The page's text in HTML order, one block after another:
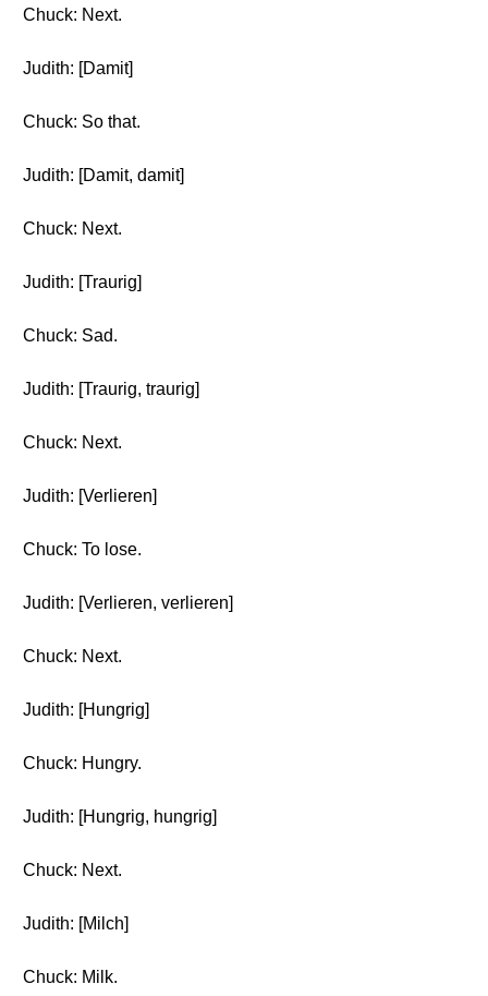
Chuck: Next.
Judith: [Damit]
Chuck: So that.
Judith: [Damit, damit]
Chuck: Next.
Judith: [Traurig]
Chuck: Sad.
Judith: [Traurig, traurig]
Chuck: Next.
Judith: [Verlieren]
Chuck: To lose.
Judith: [Verlieren, verlieren]
Chuck: Next.
Judith: [Hungrig]
Chuck: Hungry.
Judith: [Hungrig, hungrig]
Chuck: Next.
Judith: [Milch]
Chuck: Milk.